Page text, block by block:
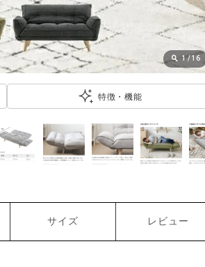
1 /16
特徴・機能
サイズ レビュー